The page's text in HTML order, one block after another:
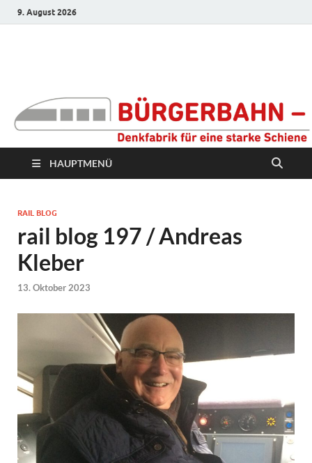
9. August 2026
Denkfabrik für eine
starke Schiene
HAUPTMENÜ
RAIL BLOG
rail blog 197 / Andreas
Kleber
13. Oktober 2023